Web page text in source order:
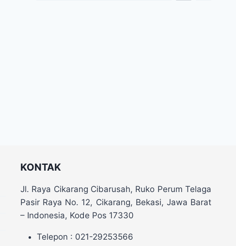
KONTAK
Jl. Raya Cikarang Cibarusah, Ruko Perum Telaga
Pasir Raya No. 12, Cikarang, Bekasi, Jawa Barat
– Indonesia, Kode Pos 17330
Telepon : 021-29253566